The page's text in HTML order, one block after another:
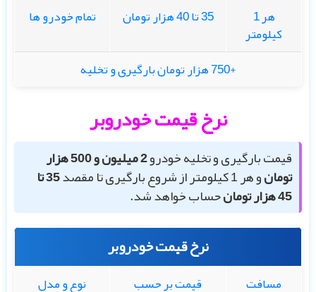
هر 1
کیلومتر
تمام خودرو ها
نرخ قیمت خودروبر
قیمت بارگیری و تخلیه خودرو 2 میلیون و 500 هزار
تومانو هر 1 کیلومتر از شروع بارگیری تا مقصد 35 تا
حساب خواهد شد.
نرخ قیمت خودروبر
مسافت قیمت بر حسب نوع و مدل